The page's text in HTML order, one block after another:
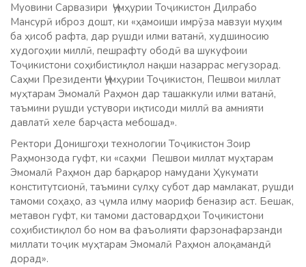
Муовини Сарвазири Ҷумҳурии Тоҷикистон Дилрабо
Мансурӣ иброз дошт, ки «ҳамоиши имрӯза мавзуи муҳим
ба ҳисоб рафта, дар рушди илми ватанӣ, худшиносию
худогоҳии миллӣ, пешрафту ободӣ ва шукуфоии
Тоҷикистони соҳибистиқлол нақши назаррас мегузорад.
Саҳми Президенти Ҷумҳурии Тоҷикистон, Пешвои миллат
муҳтарам Эмомалӣ Раҳмон дар ташаккули илми ватанӣ,
таъмини рушди устувори иқтисоди миллӣ ва амнияти
давлатӣ хеле барҷаста мебошад».
Ректори Донишгоҳи технологии Тоҷикистон Зоир
Раҳмонзода гуфт, ки «саҳми Пешвои миллат муҳтарам
Эмомалӣ Раҳмон дар барқарор намудани Ҳукумати
конститутсионӣ, таъмини сулҳу субот дар мамлакат, рушди
тамоми соҳаҳо, аз ҷумла илму маориф беназир аст. Бешак,
метавон гуфт, ки тамоми дастовардҳои Тоҷикистони
соҳибистиқлол бо ном ва фаъолияти фарзонафарзанди
миллати тоҷик муҳтарам Эмомалӣ Раҳмон алоқамандӣ
дорад».